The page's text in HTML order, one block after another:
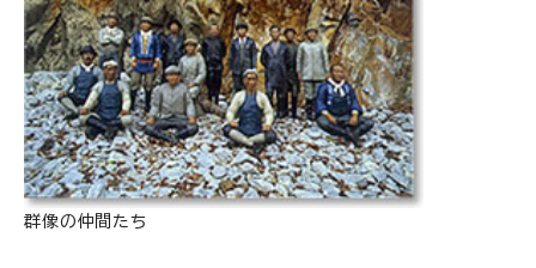
群像の仲間たち